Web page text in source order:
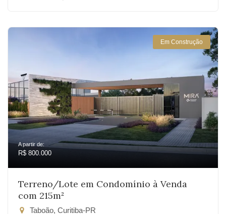
Em Construção
A partir de:
R$ 800.000
Terreno/Lote em Condomínio à Venda
com 215m²
Taboão, Curitiba-PR